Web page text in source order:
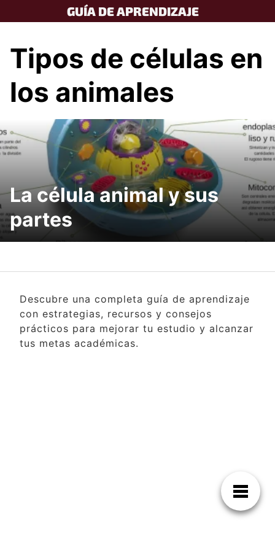
to
GUÍA DE APRENDIZAJE
Tipos de células en
los animales
La célula animal y sus
partes
Descubre una completa guía de aprendizaje
con estrategias, recursos y consejos
prácticos para mejorar tu estudio y alcanzar
tus metas académicas.